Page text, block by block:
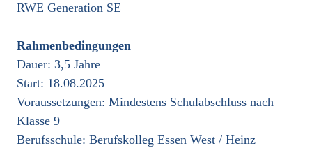
RWE Generation SE
Rahmenbedingungen
Dauer: 3,5 Jahre
Start: 18.08.2025
Voraussetzungen: Mindestens Schulabschluss nach
Klasse 9
Berufsschule: Berufskolleg Essen West / Heinz